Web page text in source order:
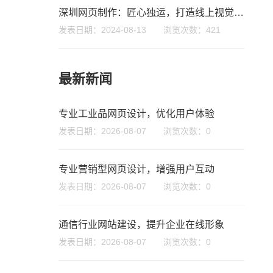
深圳网页制作：匠心独运，打造线上视觉盛宴
发表日期：2024-08-13 浏览次数：421
最新新闻
专业工业品网页设计，优化用户体验
发表日期：2026-08-07 浏览次数：0
专业营销型网页设计，增强用户互动
发表日期：2026-08-07 浏览次数：0
通信行业网站建设，提升企业在线形象
发表日期：2026-08-07 浏览次数：0